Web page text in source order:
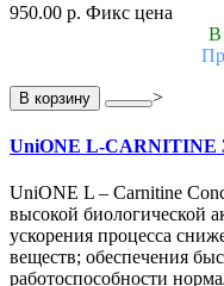
950.00 р. Фикс цена
В
В корзину >
UniONE L-CARNITINE
UniONE L – Carnitine
высокой биологической
ускорения процесса
веществ; обеспечения
работоспособности